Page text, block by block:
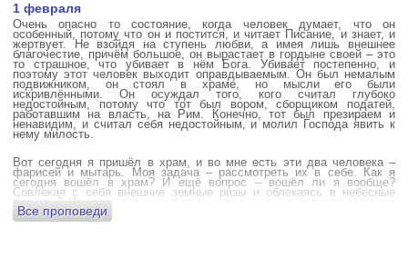
1 февраля
Очень опасно то состояние, когда человек думает, что он
особенный, потому что он и постится, и читает Писание, и знает, и
жертвует. Не взойдя на ступень любви, а имея лишь внешнее
благочестие, причём большое, он вырастает в гордыне своей – это
то страшное, что убивает в нём Бога. Убивает постепенно, и
поэтому этот человек выходит оправдываемым. Он был немалым
подвижником, он стоял в храме, но мысли его были
искривлёнными. Он осуждал того, кого считал глубоко
недостойным, потому что тот был вором, сборщиком податей,
работавшим на власть, на Рим. Конечно, тот был презираем и
ненавидим, и считал себя недостойным, и молил Господа явить к
нему милость.
Вот сегодня я пришёл в храм, и во мне есть эти два человека –
фарисей и мытарь. Моя задача – рассмотреть их в себе. Как я
сегодня вошёл в храм? И ещё вопрос – вошёл ли я вообще?
Совлекая с себя внешние земные ризы и облекаясь в небесные
одежды? Имеется в виду не только внешние, но и внутренние, то
есть помыслы.
Все проповеди